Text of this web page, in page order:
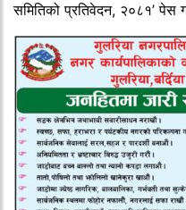
समितिको प्रतिवेदन, २०८१’ पेस